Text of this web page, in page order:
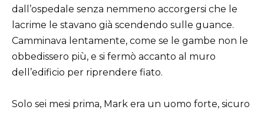
dall’ospedale senza nemmeno accorgersi che le
lacrime le stavano già scendendo sulle guance.
Camminava lentamente, come se le gambe non le
obbedissero più, e si fermò accanto al muro
dell’edificio per riprendere fiato.
Solo sei mesi prima, Mark era un uomo forte, sicuro